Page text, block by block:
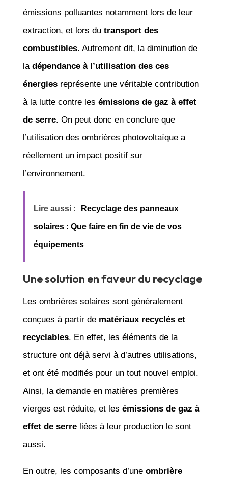
émissions polluantes notamment lors de leur
extraction, et lors du transport des
combustibles. Autrement dit, la diminution de
la dépendance à l’utilisation des ces
énergiesreprésente une véritable contribution
à la lutte contre les émissions de gaz à effet
de serre. On peut donc en conclure que
l’utilisation des ombrières photovoltaïque a
réellement un impact positif sur
l’environnement.
Lire aussi : Recyclage des panneaux
solaires : Que faire en fin de vie de vos
équipements
Une solution en faveur du recyclage
Les ombrières solaires sont généralement
conçues à partir de matériaux recyclés et
recyclables. En effet, les éléments de la
structure ont déjà servi à d’autres utilisations,
et ont été modifiés pour un tout nouvel emploi.
Ainsi, la demande en matières premières
vierges est réduite, et les émissions de gaz à
effet de serreliées à leur production le sont
aussi.
En outre, les composants d’une ombrière